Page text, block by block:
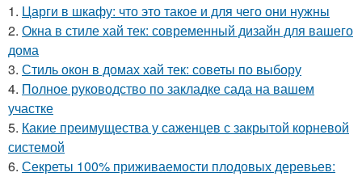
1. Царги в шкафу: что это такое и для чего они нужны
2. Окна в стиле хай тек: современный дизайн для вашего
дома
3. Стиль окон в домах хай тек: советы по выбору
4. Полное руководство по закладке сада на вашем
участке
5. Какие преимущества у саженцев с закрытой корневой
системой
6. Секреты 100% приживаемости плодовых деревьев: